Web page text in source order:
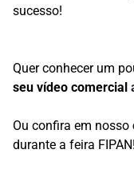
sucesso!
Quer conhecer um
seu vídeo comercial
Ou confira em nosso
durante a feira FIPAN!